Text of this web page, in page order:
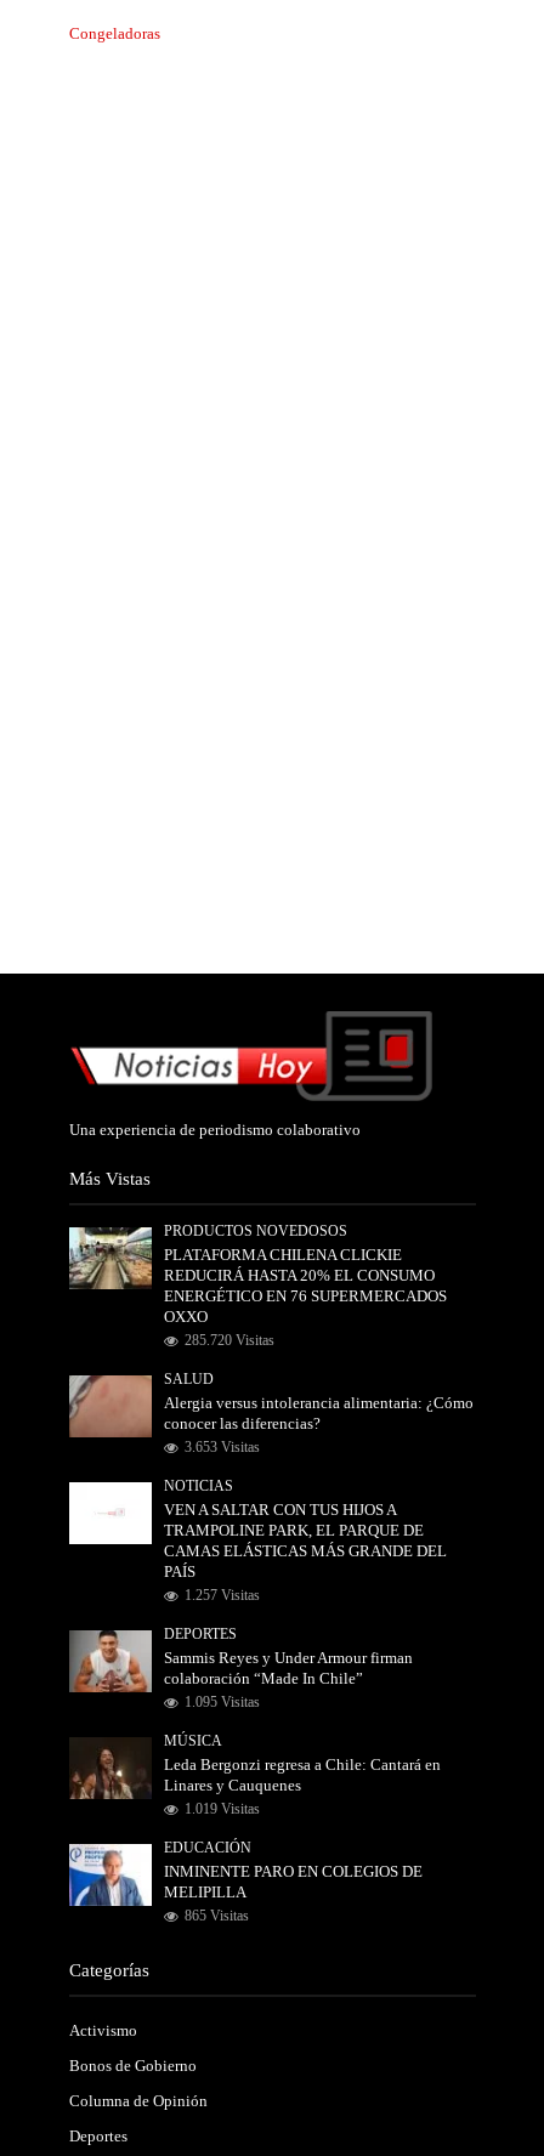
Congeladoras
Una experiencia de periodismo colaborativo
Más Vistas
PRODUCTOS NOVEDOSOS
PLATAFORMA CHILENA CLICKIE
REDUCIRÁ HASTA 20% EL CONSUMO
ENERGÉTICO EN 76 SUPERMERCADOS
OXXO
285.720 Visitas
SALUD
Alergia versus intolerancia alimentaria: ¿Cómo
conocer las diferencias?
3.653 Visitas
NOTICIAS
VEN A SALTAR CON TUS HIJOS A
TRAMPOLINE PARK, EL PARQUE DE
CAMAS ELÁSTICAS MÁS GRANDE DEL
PAÍS
1.257 Visitas
DEPORTES
Sammis Reyes y Under Armour firman
colaboración “Made In Chile”
1.095 Visitas
MÚSICA
Leda Bergonzi regresa a Chile: Cantará en
Linares y Cauquenes
1.019 Visitas
EDUCACIÓN
INMINENTE PARO EN COLEGIOS DE
MELIPILLA
865 Visitas
Categorías
Activismo
Bonos de Gobierno
Columna de Opinión
Deportes